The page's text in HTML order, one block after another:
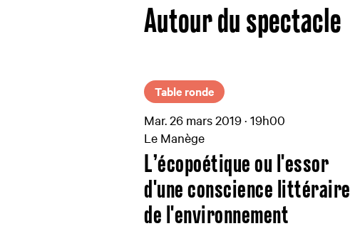
Autour du spectacle
Table ronde
Mar. 26 mars 2019 · 19h00
Le Manège
L’écopoétique ou l'essor
d'une conscience littéraire
de l'environnement